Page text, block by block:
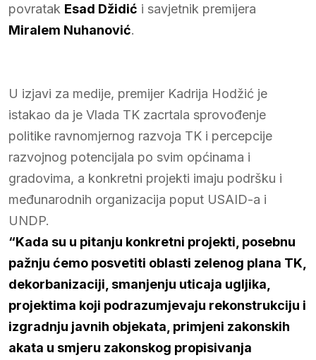
povratak Esad Džidić i savjetnik premijera
Miralem Nuhanović.
U izjavi za medije, premijer Kadrija Hodžić je
istakao da je Vlada TK zacrtala sprovođenje
politike ravnomjernog razvoja TK i percepcije
razvojnog potencijala po svim općinama i
gradovima, a konkretni projekti imaju podršku i
međunarodnih organizacija poput USAID-a i
UNDP.
“Kada su u pitanju konkretni projekti, posebnu
pažnju ćemo posvetiti oblasti zelenog plana TK,
dekorbanizaciji, smanjenju uticaja ugljika,
projektima koji podrazumjevaju rekonstrukciju i
izgradnju javnih objekata, primjeni zakonskih
akata u smjeru zakonskog propisivanja